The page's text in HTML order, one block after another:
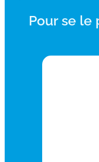
Pour se le